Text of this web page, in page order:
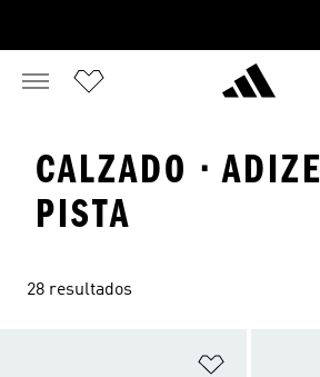
CALZADO ·
PISTA
28 resultados